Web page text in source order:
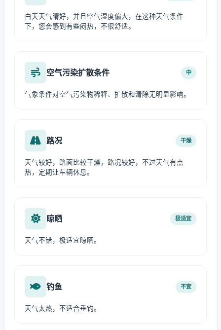
白天天气晴好，并且空气湿度偏大，在这种天气条件
下，您会感到有些闷热，不很舒适。
空气污染扩散条件 中
气象条件对空气污染物稀释、扩散和清除无明显影响。
路况 干燥
天气较好，路面比较干燥，路况较好，不过天气有点
热，定期让车辆休息。
晾晒 极适宜
天气不错，极适宜晾晒。
钓鱼 不宜
天气太热，不适合垂钓。